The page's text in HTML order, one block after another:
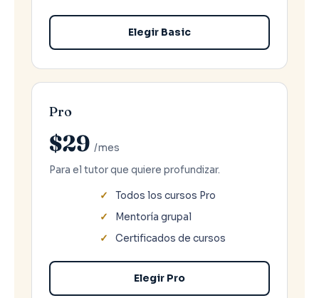
Elegir Basic
Pro
$29 /mes
Para el tutor que quiere profundizar.
Todos los cursos Pro
Mentoría grupal
Certificados de cursos
Elegir Pro